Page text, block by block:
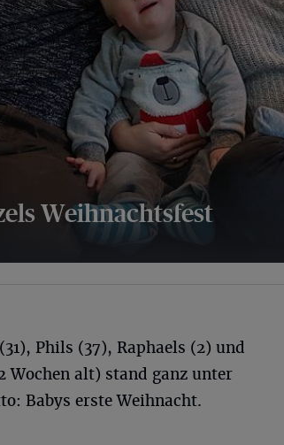
Weihnachtsfest
Phils (37), Raphaels (2) und
Wochen alt) stand ganz unter
Babys erste Weihnacht.